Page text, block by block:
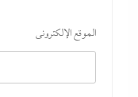
الموقع الإلكتروني